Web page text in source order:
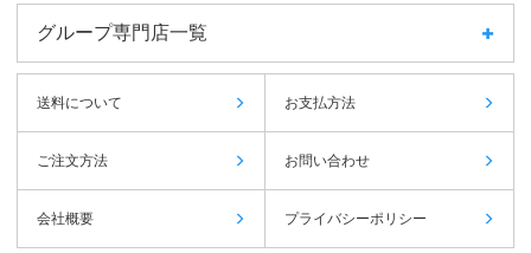
グループ専門店一覧
送料について お支払方法
ご注文方法 お問い合わせ
会社概要 プライバシーポリシー